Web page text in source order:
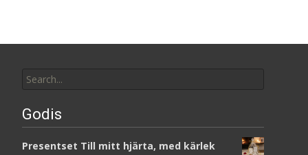
for:
Godis
Presentset Till mitt hjärta, med kärlek